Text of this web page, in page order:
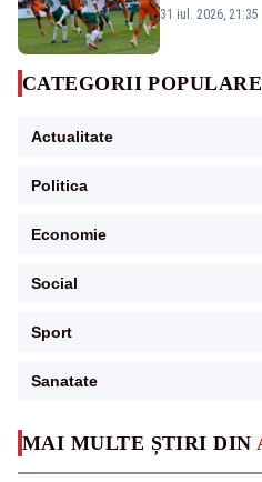
MAI MULTE ȘTIRI DIN
190 de
31 iul. 2026, 21:35
CATEGORII POPULARE
Actualitate
Politica
Economie
Social
Sport
Sanatate